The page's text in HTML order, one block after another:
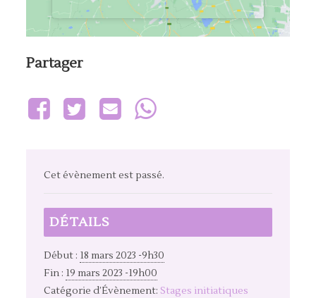
Cet évènement est passé.
DÉTAILS
Début : 18 mars 2023 -9h30
Fin : 19 mars 2023 -19h00
Catégorie d’Évènement: Stages initiatiques